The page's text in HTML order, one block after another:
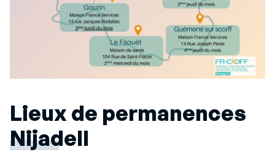
Lieux de permanences
Nijadell